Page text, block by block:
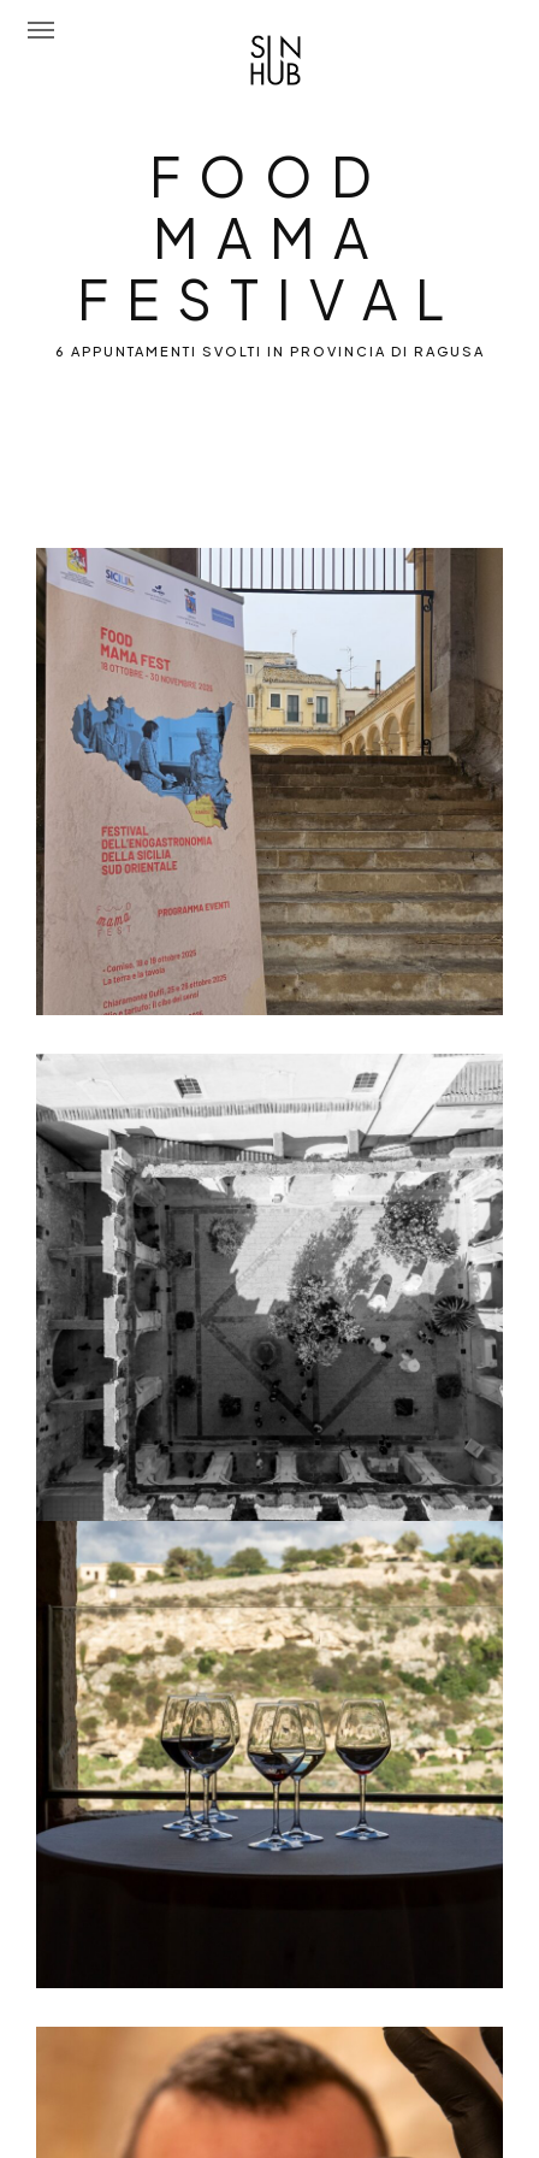
Amo Mediterraneo
Portfolio
FOOD
F O O D
M A M A
F E S T I V A L
6 APPUNTAMENTI SVOLTI IN PROVINCIA DI RAGUSA